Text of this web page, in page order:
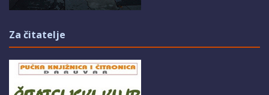
Za čitatelje